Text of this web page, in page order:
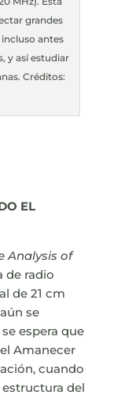
grandes
antes
y así estudiar
Créditos:
EL
Analysis of
de radio
de 21 cm
se
espera que
Amanecer
cuando
del